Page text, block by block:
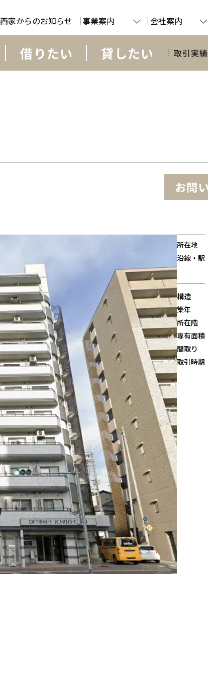
西家からのお知らせ 事業案内 会社案内
借りたい 貸したい 取引実績
お問
所在地
沿線・駅
構造
築年
所在階
専有面積
間取り
取引時期